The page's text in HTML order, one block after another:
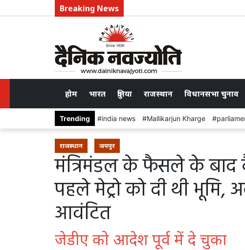
Breaking News
होम भारत दुनिया राजस्थान विधानसभा चुनाव
Trending india news Mallikarjun Kharge
राजस्थान जयपुर
मंत्रिमंडल के फैसले के बाद
पहले मेट्रो को दी थी भूमि,
आवंटित
जेडीए को आदेश पूर्व में दे चुका